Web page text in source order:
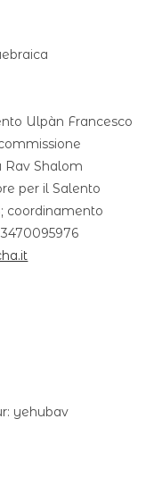
Ulpàn Francesco
Rav Shalom
per il Salento
coordinamento
yehubav